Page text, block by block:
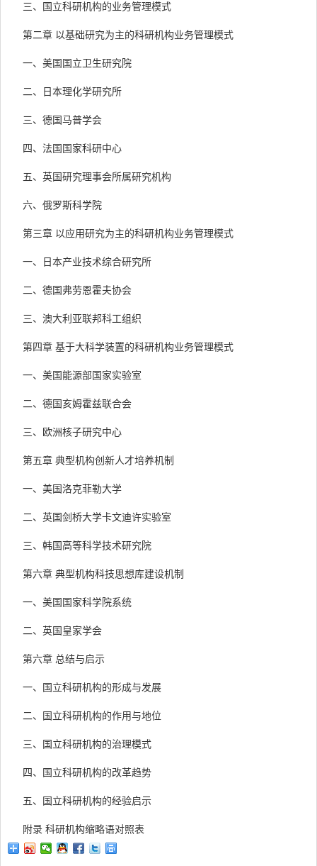
三、国立科研机构的业务管理模式
第二章 以基础研究为主的科研机构业务管理模式
一、美国国立卫生研究院
二、日本理化学研究所
三、德国马普学会
四、法国国家科研中心
五、英国研究理事会所属研究机构
六、俄罗斯科学院
第三章 以应用研究为主的科研机构业务管理模式
一、日本产业技术综合研究所
二、德国弗劳恩霍夫协会
三、澳大利亚联邦科工组织
第四章 基于大科学装置的科研机构业务管理模式
一、美国能源部国家实验室
二、德国亥姆霍兹联合会
三、欧洲核子研究中心
第五章 典型机构创新人才培养机制
一、美国洛克菲勒大学
二、英国剑桥大学卡文迪许实验室
三、韩国高等科学技术研究院
第六章 典型机构科技思想库建设机制
一、美国国家科学院系统
二、英国皇家学会
第六章 总结与启示
一、国立科研机构的形成与发展
二、国立科研机构的作用与地位
三、国立科研机构的治理模式
四、国立科研机构的改革趋势
五、国立科研机构的经验启示
附录 科研机构缩略语对照表